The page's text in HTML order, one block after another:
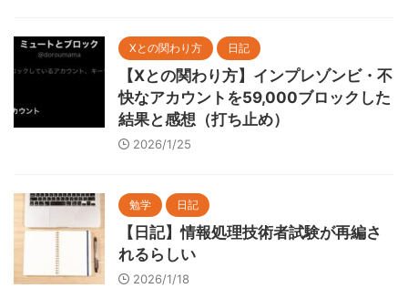
Xとの関わり方 日記
【Xとの関わり方】インプレゾンビ・不
快なアカウントを59,000ブロックした
結果と感想（打ち止め）
2026/1/25
勉学 日記
【日記】情報処理技術者試験が再編さ
れるらしい
2026/1/18